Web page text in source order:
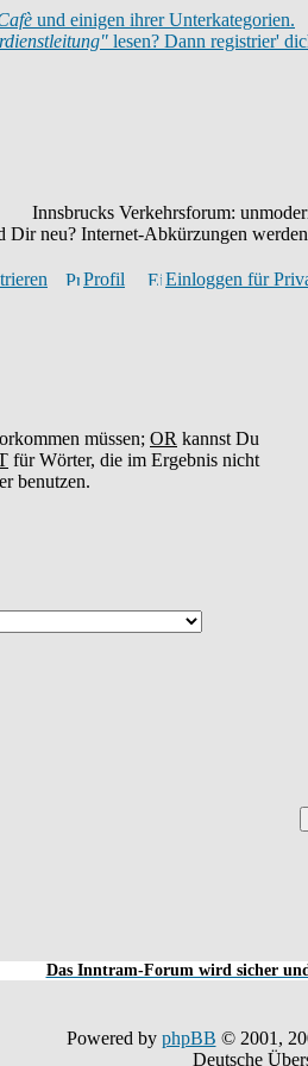
und einigen ihrer Unterkategorien.
lesen? Dann registrier'
Innsbrucks Verkehrsforum:
Dir neu? Internet-Abkürzungen werden
Profil Einloggen für
müssen; OR kannst Du
für Wörter, die im Ergebnis nicht
benutzen.
Das Inntram-Forum wird sicher
Powered by phpBB © 2001,
Deutsche